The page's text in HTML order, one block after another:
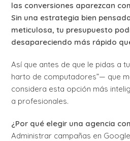
las conversiones aparezcan
Sin una estrategia bien
meticulosa, tu presupuesto
desapareciendo más rápido
Así que antes de que le pidas a
harto de computadores”— que
considera esta opción más
a profesionales.
¿Por qué elegir una agencia
Administrar campañas en